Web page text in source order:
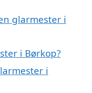
glarmester i
i Børkop?
i